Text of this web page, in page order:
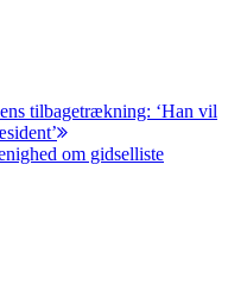
tilbagetrækning: ‘Han vil
om gidselliste